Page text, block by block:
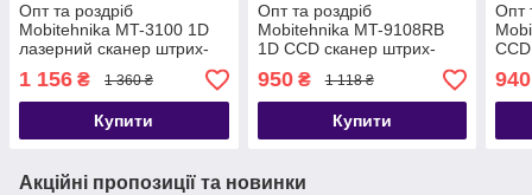
Опт та роздріб
Mobitehnika MT-3100 1D
лазерний сканер штрих-
USB
1 156 ₴ 1 360 ₴
Купити
Опт та роздріб
Mobitehnika MT-9108RB
1D CCD сканер штрих-
кодів бездротовий 2.4G,
USB (AW-9108RB)
950₴ 1 118 ₴
Купити
Опт
940
Акційні пропозиції та новинки